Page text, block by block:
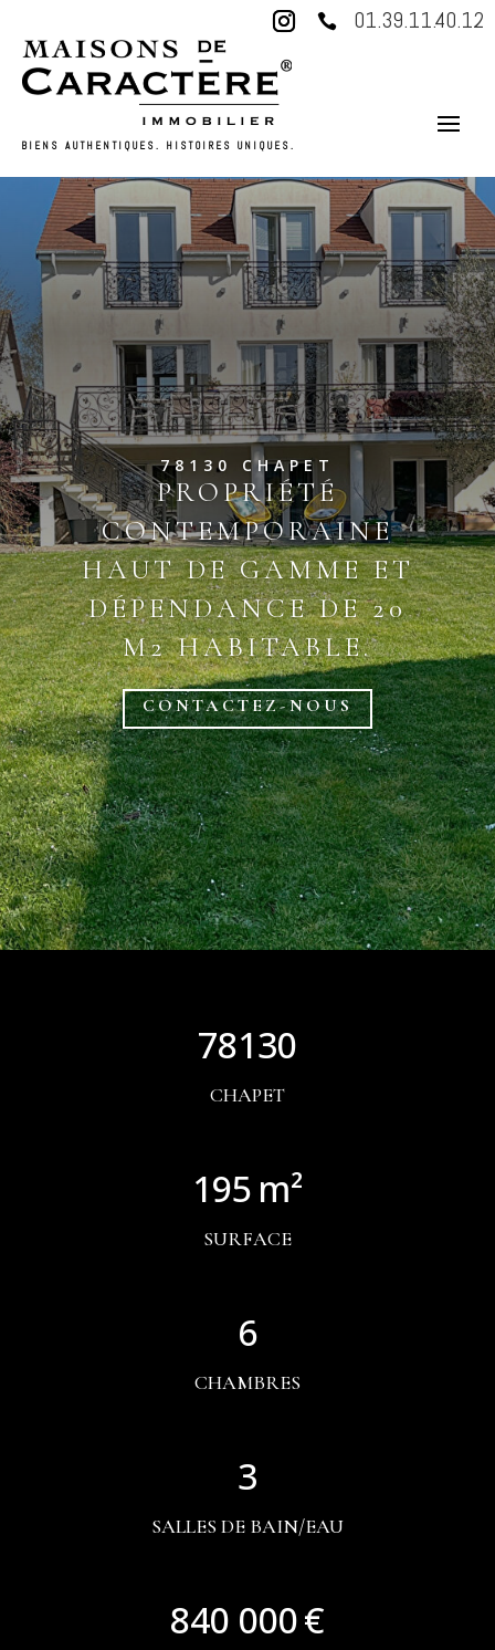
 01.39.11.40.12
BIENS AUTHENTIQUES. HISTOIRES UNIQUES.
78130 CHAPET
PROPRIÉTÉ
CONTEMPORAINE
HAUT DE GAMME ET
DÉPENDANCE DE 20
M2 HABITABLE.
CONTACTEZ-NOUS
78130
CHAPET
195
SURFACE
6
CHAMBRES
3
SALLES DE BAIN/EAU
840 000